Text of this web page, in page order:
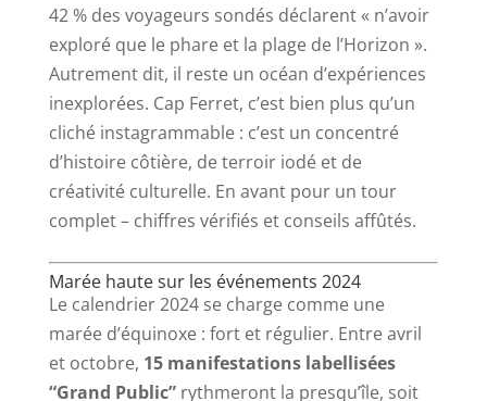
42 % des voyageurs sondés déclarent « n’avoir
exploré que le phare et la plage de l’Horizon ».
Autrement dit, il reste un océan d’expériences
inexplorées. Cap Ferret, c’est bien plus qu’un
cliché instagrammable : c’est un concentré
d’histoire côtière, de terroir iodé et de
créativité culturelle. En avant pour un tour
complet – chiffres vérifiés et conseils affûtés.
Marée haute sur les événements 2024
Le calendrier 2024 se charge comme une
marée d’équinoxe : fort et régulier. Entre avril
et octobre, 15 manifestations labellisées
“Grand Public”rythmeront la presqu’île, soit